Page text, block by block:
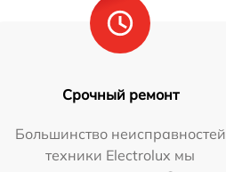
Срочный ремонт
Большинство неисправностей
техники Electrolux мы